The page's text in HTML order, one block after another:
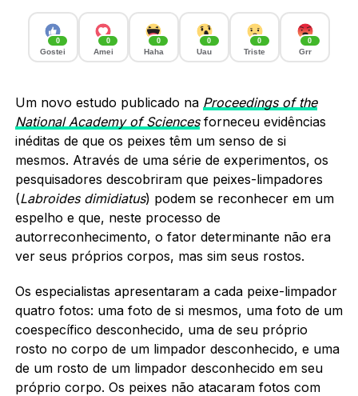
0
Gostei
0
Amei
0
Haha
0
Uau
0
Triste
0
Grr
Um novo estudo publicado na Proceedings of the
National Academy of Sciencesforneceu evidências
inéditas de que os peixes têm um senso de si
mesmos. Através de uma série de experimentos, os
pesquisadores descobriram que peixes-limpadores
(Labroides dimidiatus) podem se reconhecer em um
espelho e que, neste processo de
autorreconhecimento, o fator determinante não era
ver seus próprios corpos, mas sim seus rostos.
Os especialistas apresentaram a cada peixe-limpador
quatro fotos: uma foto de si mesmos, uma foto de um
coespecífico desconhecido, uma de seu próprio
rosto no corpo de um limpador desconhecido, e uma
de um rosto de um limpador desconhecido em seu
próprio corpo. Os peixes não atacaram fotos com